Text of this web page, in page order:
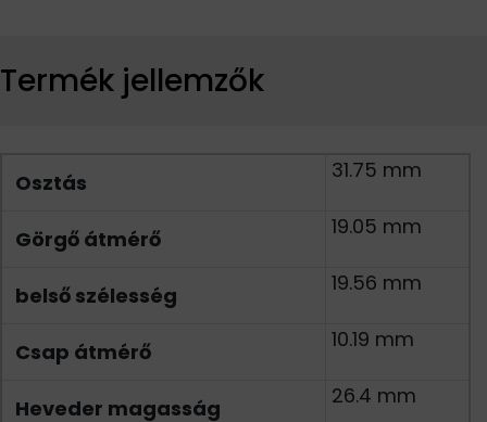
Termék jellemzők
Osztás 31.75 mm
Görgő átmérő 19.05 mm
belső szélesség 19.56 mm
Csap átmérő 10.19 mm
Heveder magasság 26.4 mm